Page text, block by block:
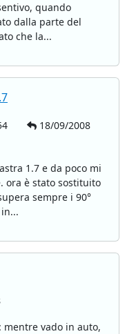
quando
dalla parte del
che la...
18/09/2008
1.7 e da poco mi
ora è stato sostituito
sempre i 90°
mentre vado in auto,